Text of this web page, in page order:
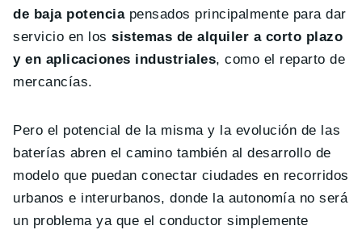
de baja potenciapensados principalmente para dar
servicio en los sistemas de alquiler a corto plazo
y en aplicaciones industriales, como el reparto de
mercancías.
Pero el potencial de la misma y la evolución de las
baterías abren el camino también al desarrollo de
modelo que puedan conectar ciudades en recorridos
urbanos e interurbanos, donde la autonomía no será
un problema ya que el conductor simplemente